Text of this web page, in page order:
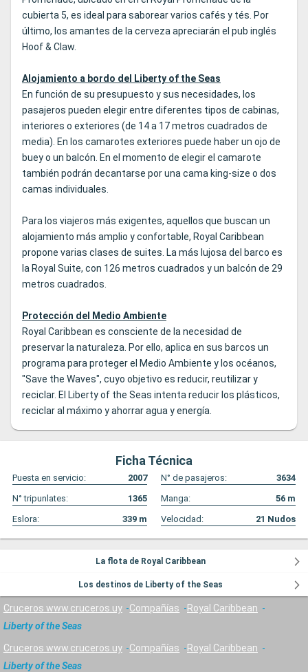
cubierta 5, es ideal para saborear varios cafés y tés. Por
último, los amantes de la cerveza apreciarán el pub inglés
Hoof & Claw.
Alojamiento a bordo del Liberty of the Seas
En función de su presupuesto y sus necesidades, los
pasajeros pueden elegir entre diferentes tipos de cabinas,
interiores o exteriores (de 14 a 17 metros cuadrados de
media). En los camarotes exteriores puede haber un ojo de
buey o un balcón. En el momento de elegir el camarote
también podrán decantarse por una cama king-size o dos
camas individuales.
Para los viajeros más exigentes, aquellos que buscan un
alojamiento más amplio y confortable, Royal Caribbean
propone varias clases de suites. La más lujosa del barco es
la Royal Suite, con 126 metros cuadrados y un balcón de 29
metros cuadrados.
Protección del Medio Ambiente
Royal Caribbean es consciente de la necesidad de
preservar la naturaleza. Por ello, aplica en sus barcos un
programa para proteger el Medio Ambiente y los océanos,
"Save the Waves", cuyo objetivo es reducir, reutilizar y
reciclar. El Liberty of the Seas intenta reducir los plásticos,
reciclar al máximo y ahorrar agua y energía.
Ficha Técnica
Puesta en servicio: 2007 N° de pasajeros:
3634
N° tripunlates:
1365 Manga: 56 m
Eslora:
339 m Velocidad: 21 Nudos
La flota de Royal Caribbean
Los destinos de Liberty of the Seas
Cruceros www.cruceros.uy Compañías
Royal Caribbean
Liberty of the Seas
Cruceros www.cruceros.uy Compañías
Royal Caribbean
Liberty of the Seas